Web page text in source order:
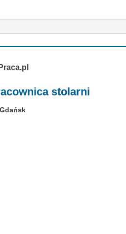
stolarni